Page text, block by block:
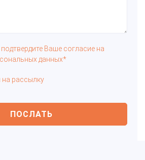
Ваше согласие на
данных*
на рассылку
ПОСЛАТЬ